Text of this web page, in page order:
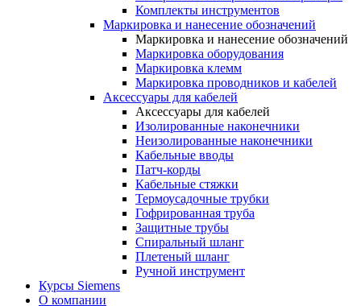
Комплекты инструментов
Маркировка и нанесение обозначений
Маркировка и нанесение обозначений
Маркировка оборудования
Маркировка клемм
Маркировка проводников и кабелей
Аксессуары для кабелей
Аксессуары для кабелей
Изолированные наконечники
Неизолированные наконечники
Кабельные вводы
Патч-корды
Кабельные стяжки
Термоусадочные трубки
Гофрированная труба
Защитные трубы
Спиральный шланг
Плетеный шланг
Ручной инструмент
Курсы Siemens
О компании